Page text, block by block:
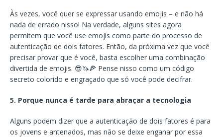
Às vezes, você quer se expressar usando emojis – e não há
nada de errado nisso! Na verdade, alguns sites agora
permitem que você use emojis como parte do processo de
autenticação de dois fatores. Então, da próxima vez que você
precisar provar que é você, basta escolher uma combinação
divertida de emojis. 😎🦄🍕 Pense nisso como um código
secreto colorido e engraçado que só você pode decifrar.
5. Porque nunca é tarde para abraçar a tecnologia
Alguns podem dizer que a autenticação de dois fatores é para
os jovens e antenados, mas não se deixe enganar por essa